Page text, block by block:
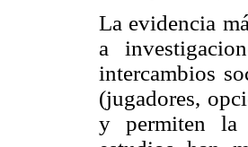
La evidencia
a
intercambios
(jugadores,
y permiten la